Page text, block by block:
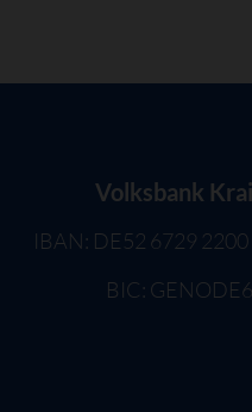
Volksbank
IBAN: DE52 6729 2200
BIC: